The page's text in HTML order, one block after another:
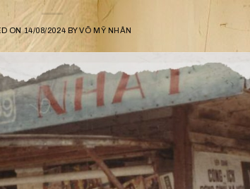
ON14/08/2024 BYVÕ MỸ NHÂN